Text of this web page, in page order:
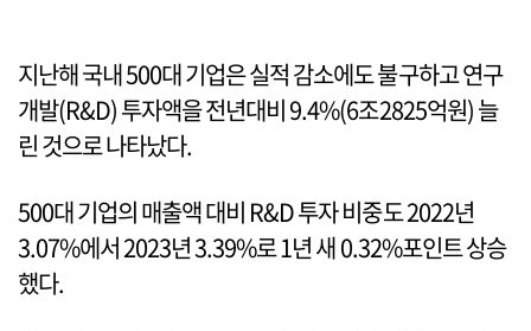
지난해 국내 500대 기업은 실적 감소에도 불구하고 연구
개발(R&D) 투자액을 전년대비 9.4%(6조2825억원) 늘
린 것으로 나타났다.
500대 기업의 매출액 대비 R&D 투자 비중도 2022년
3.07%에서 2023년 3.39%로 1년 새 0.32%포인트 상승
했다.